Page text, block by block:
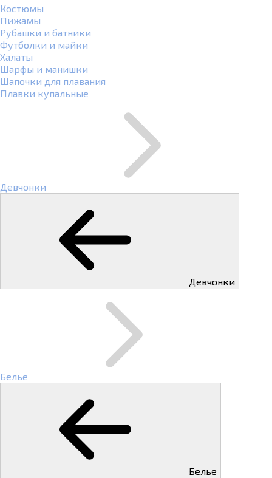
Костюмы
Пижамы
Рубашки и батники
Футболки и майки
Халаты
Шарфы и манишки
Шапочки для плавания
Плавки купальные
Девчонки
Девчонки
Белье
Белье